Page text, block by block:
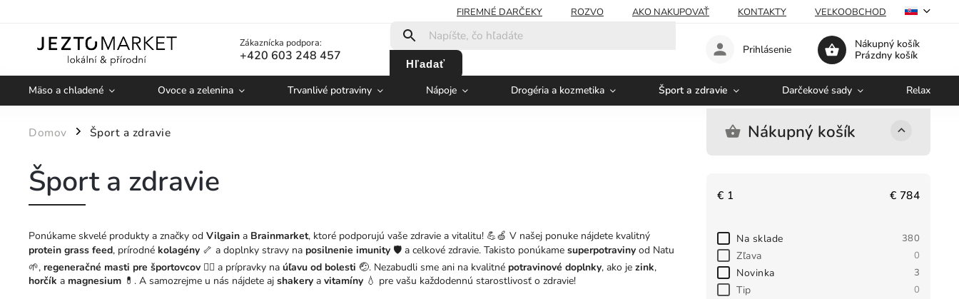
FIREMNÉ DARČEKY ROZVO AKO NAKUPOVAŤ KONTAKTY VEĽKOOBCHOD
Zákaznícka podpora:
+420 603 248 457
Hľadať
Nákupný košík
Prázdny košík
Prihlásenie
Mäso a chladené Ovoce a zelenina Trvanlivé potraviny Nápoje Drogéria a kozmetika Šport a zdravie Darčekové sady Relaxácia
Domov / Šport a zdravie Nákupný košík
€ 1 € 784
Na sklade 380
Zľava 0
Novinka 3
Tip 0
Šport a zdravie
Ponúkame skvelé produkty a značky od Vilgain a Brainmarket, ktoré podporujú vaše zdravie a vitalitu! 💪🍏 V našej ponuke nájdete kvalitný
protein grass feed, prírodné kolagény 🦴 a doplnky stravy na posilnenie imunity 🛡️ a celkové zdravie. Takisto ponúkame superpotraviny od Natu
🌱, regeneračné masti pre športovcov 🏋️‍♂️ a prípravky na úľavu od bolesti 🤕. Nezabudli sme ani na kvalitné potravinové doplnky, ako je zink,
horčík a magnesium 💊. A samozrejme u nás nájdete aj shakery a vitamíny 💧 pre vašu každodennú starostlivosť o zdravie!